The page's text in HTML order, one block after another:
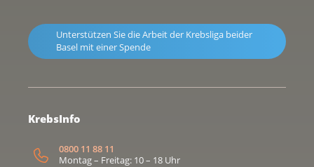
Unterstützen Sie die Arbeit der Krebsliga beider
Basel mit einer Spende
KrebsInfo
0800 11 88 11
Montag – Freitag: 10 – 18 Uhr